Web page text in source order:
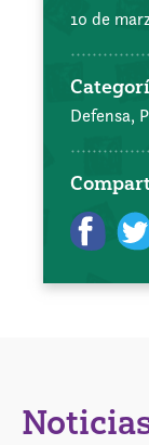
10 de
Defensa,